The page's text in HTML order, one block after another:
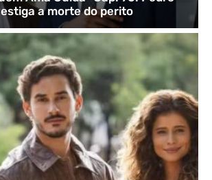
a morte do perito